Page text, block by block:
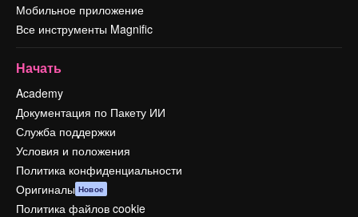
Мобильное приложение
Все инструменты Magnific
Начать
Academy
Документация по Пакету ИИ
Служба поддержки
Условия и положения
Политика конфиденциальности
Оригиналы Новое
Политика файлов cookie